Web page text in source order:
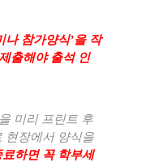
나 참가양식’을 작
출해야 출석 인
미리 프린트 후
현장에서 양식을
료하면 꼭 학부세